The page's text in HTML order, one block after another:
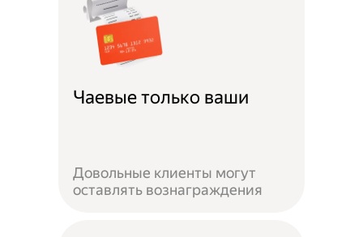
Чаевые только ваши
Довольные клиенты могут
оставлять вознаграждения